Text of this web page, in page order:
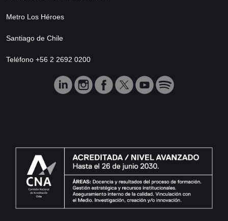
Metro Los Héroes
Santiago de Chile
Teléfono +56 2 2692 0200